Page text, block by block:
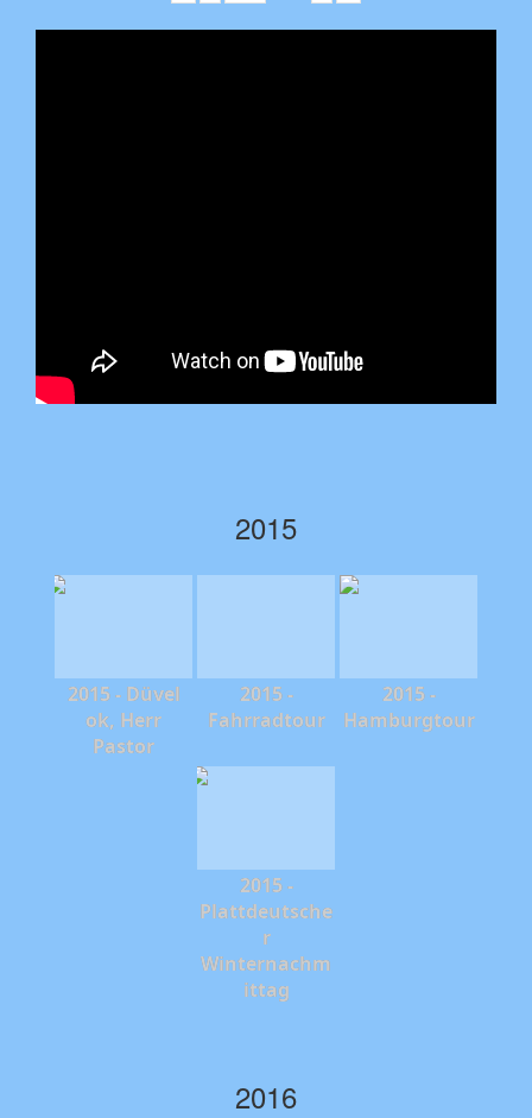
2015
2015 - Düvel
ok, Herr
Pastor
2015 -
Fahrradtour
2015 -
Hamburgtour
2015 -
Plattdeutsche
r
Winternachm
ittag
2016